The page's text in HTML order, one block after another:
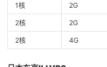
1核 2G
2核 2G
2核 4G